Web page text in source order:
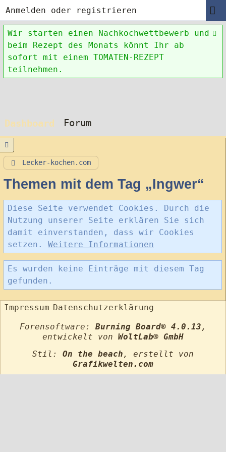
Anmelden oder registrieren
Wir starten einen Nachkochwettbewerb und
beim Rezept des Monats könnt Ihr ab
sofort mit einem TOMATEN-REZEPT
teilnehmen.
Dashboard Forum
Lecker-kochen.com
Themen mit dem Tag „Ingwer“
Diese Seite verwendet Cookies. Durch die
Nutzung unserer Seite erklären Sie sich
damit einverstanden, dass wir Cookies
setzen. Weitere Informationen
Es wurden keine Einträge mit diesem Tag
gefunden.
Impressum Datenschutzerklärung
Forensoftware: Burning Board® 4.0.13 ,
entwickelt von WoltLab® GmbH
Stil: On the beach , erstellt von
Grafikwelten.com